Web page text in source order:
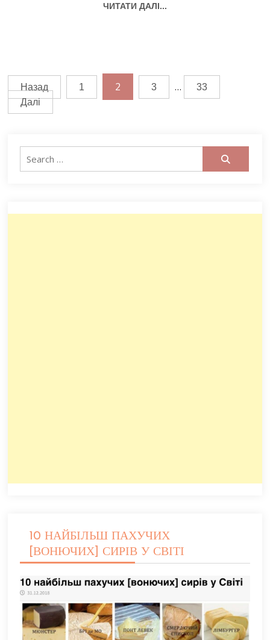
ЧИТАТИ ДАЛІ...
Навігація
записів
Назад 1 2 3 …
33
Далі
Search
for:
10 НАЙБІЛЬШ ПАХУЧИХ
[ВОНЮЧИХ] СИРІВ У СВІТІ